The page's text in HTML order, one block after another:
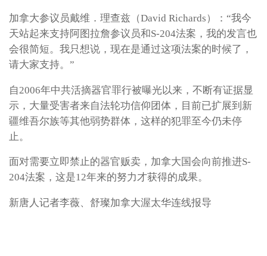
加拿大参议员戴维．理查兹（David Richards）：“我今
天站起来支持阿图拉詹参议员和S-204法案，我的发言也
会很简短。我只想说，现在是通过这项法案的时候了，
请大家支持。”
自2006年中共活摘器官罪行被曝光以来，不断有证据显
示，大量受害者来自法轮功信仰团体，目前已扩展到新
疆维吾尔族等其他弱势群体，这样的犯罪至今仍未停
止。
面对需要立即禁止的器官贩卖，加拿大国会向前推进S-
204法案，这是12年来的努力才获得的成果。
新唐人记者李薇、舒璨加拿大渥太华连线报导